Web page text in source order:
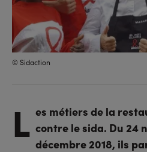
© Sidaction
L es métiers de la
contre le sida. Du 24
décembre 2018, ils